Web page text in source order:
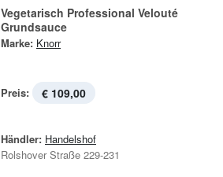
Vegetarisch Professional Velouté
Grundsauce
Marke: Knorr
Preis: € 109,00
Händler: Handelshof
Rolshover Straße 229-231